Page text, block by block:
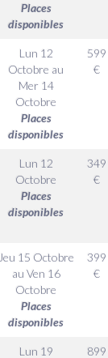
Places
disponibles
Lun 12
Octobre au
Mer 14
Octobre
Places
disponibles
599
€
Lun 12
Octobre
Places
disponibles
349
€
Jeu 15 Octobre
au Ven 16
Octobre
Places
disponibles
399
€
Lun 19 899